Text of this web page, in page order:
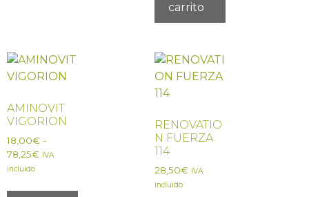
carrito
AMINOVIT
VIGORION
18,00€ -
78,25€ IVA
incluido
RENOVATIO
N FUERZA
114
28,50€ IVA
incluido